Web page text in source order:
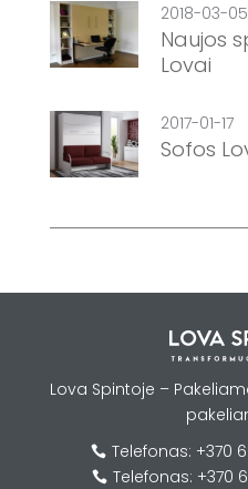
2018-03-05
Naujos
Lovai
2017-01-17
Sofos
Lova Spintoje –
 Telefonas: +370
 Telefonas: +370